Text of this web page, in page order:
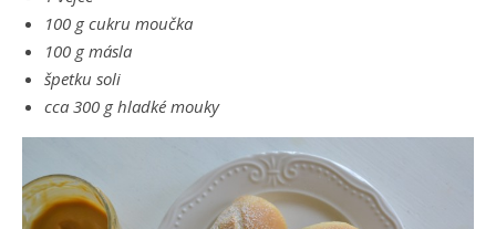
100 g cukru moučka
100 g másla
špetku soli
cca 300 g hladké mouky